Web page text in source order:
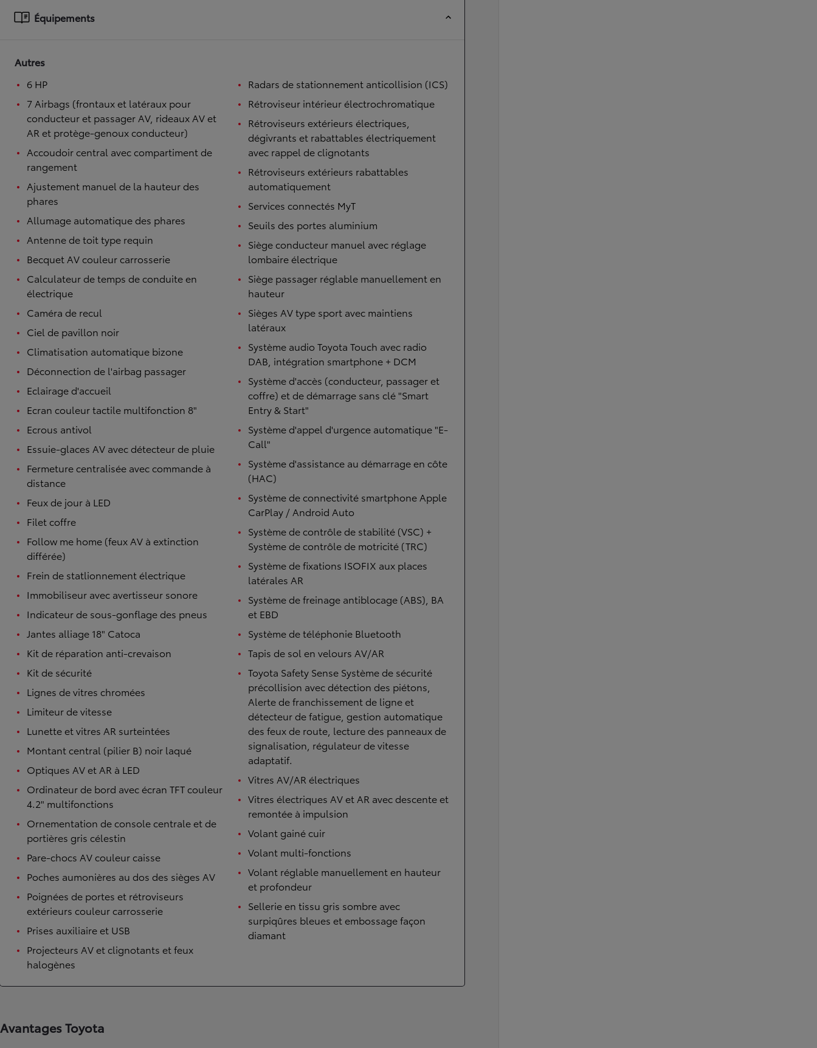
Disponible prochainement
HYBRIDE OU HYBRIDE RECHARGEABLE
Équipements
Autres
6 HP
7 Airbags (frontaux et latéraux pour
conducteur et passager AV, rideaux AV et
AR et protège-genoux conducteur)
Accoudoir central avec compartiment de
rangement
Ajustement manuel de la hauteur des
phares
Allumage automatique des phares
Antenne de toit type requin
Becquet AV couleur carrosserie
Calculateur de temps de conduite en
électrique
Caméra de recul
Ciel de pavillon noir
Climatisation automatique bizone
Déconnection de l'airbag passager
Eclairage d'accueil
Ecran couleur tactile multifonction 8"
Ecrous antivol
Essuie-glaces AV avec détecteur de pluie
Fermeture centralisée avec commande à
distance
Feux de jour à LED
Filet coffre
Follow me home (feux AV à extinction
différée)
Frein de statlionnement électrique
Immobiliseur avec avertisseur sonore
Indicateur de sous-gonflage des pneus
Jantes alliage 18" Catoca
Kit de réparation anti-crevaison
Kit de sécurité
Lignes de vitres chromées
Limiteur de vitesse
Lunette et vitres AR surteintées
Montant central (pilier B) noir laqué
Optiques AV et AR à LED
Ordinateur de bord avec écran TFT couleur
4.2" multifonctions
Ornementation de console centrale et de
portières gris célestin
Pare-chocs AV couleur caisse
Poches aumonières au dos des sièges AV
Poignées de portes et rétroviseurs
extérieurs couleur carrosserie
Prises auxiliaire et USB
Projecteurs AV et clignotants et feux
halogènes
Radars de stationnement anticollision (ICS)
Rétroviseur intérieur électrochromatique
Rétroviseurs extérieurs électriques,
dégivrants et rabattables électriquement
avec rappel de clignotants
Rétroviseurs extérieurs rabattables
automatiquement
Services connectés MyT
Seuils des portes aluminium
Siège conducteur manuel avec réglage
lombaire électrique
Siège passager réglable manuellement en
hauteur
Sièges AV type sport avec maintiens
latéraux
Système audio Toyota Touch avec radio
DAB, intégration smartphone + DCM
Système d'accès (conducteur, passager et
coffre) et de démarrage sans clé "Smart
Entry & Start"
Système d'appel d'urgence automatique "E-
Call"
Système d'assistance au démarrage en côte
(HAC)
Système de connectivité smartphone Apple
CarPlay / Android Auto
Système de contrôle de stabilité (VSC) +
Système de contrôle de motricité (TRC)
Système de fixations ISOFIX aux places
latérales AR
Système de freinage antiblocage (ABS), BA
et EBD
Système de téléphonie Bluetooth
Tapis de sol en velours AV/AR
Toyota Safety Sense Système de sécurité
précollision avec détection des piétons,
Alerte de franchissement de ligne et
détecteur de fatigue, gestion automatique
des feux de route, lecture des panneaux de
signalisation, régulateur de vitesse
adaptatif.
Vitres AV/AR électriques
Vitres électriques AV et AR avec descente et
remontée à impulsion
Volant gainé cuir
Volant multi-fonctions
Volant réglable manuellement en hauteur
et profondeur
Sellerie en tissu gris sombre avec
surpiqûres bleues et embossage façon
diamant
Avantages Toyota